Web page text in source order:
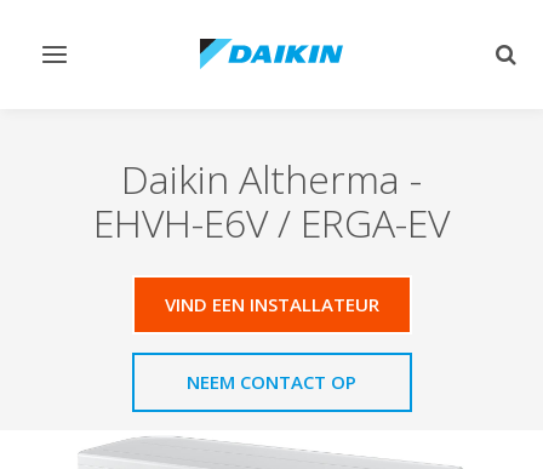
Navigatie
Daikin Altherma -
EHVH-E6V / ERGA-EV
VIND EEN INSTALLATEUR
NEEM CONTACT OP